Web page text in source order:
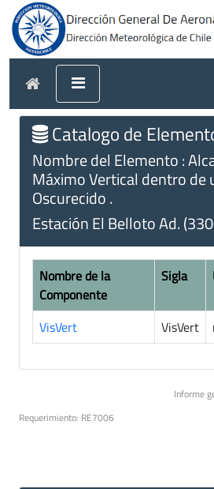
Catalogo de
Nombre del Elemento :
Máximo Vertical dentro de
Oscurecido .
Estación El Belloto Ad.
Nombre de la
Componente
Sigla
VisVert VisVert
Informe
Requerimiento: RE7006